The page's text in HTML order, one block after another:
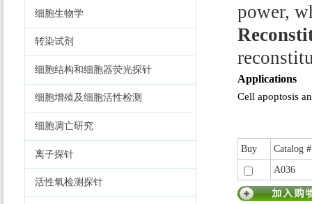
细胞生物学
转染试剂
细胞结构和细胞器荧光探针
细胞增殖及细胞活性检测
细胞凋亡研究
离子探针
活性氧检测探针
power,
Applications
Cell apoptosis
Buy
Catalog #
A036